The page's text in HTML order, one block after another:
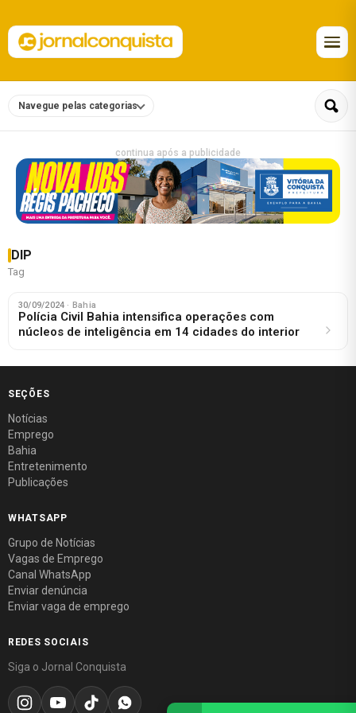
Navegue pelas categorias
continua após a publicidade
DIP
Tag
30/09/2024 · Bahia
Polícia Civil Bahia intensifica operações com
núcleos de inteligência em 14 cidades do interior
SEÇÕES
Notícias
Emprego
Bahia
Entretenimento
Publicações
WHATSAPP
Grupo de Notícias
Vagas de Emprego
Canal WhatsApp
Enviar denúncia
Enviar vaga de emprego
REDES SOCIAIS
Siga o Jornal Conquista